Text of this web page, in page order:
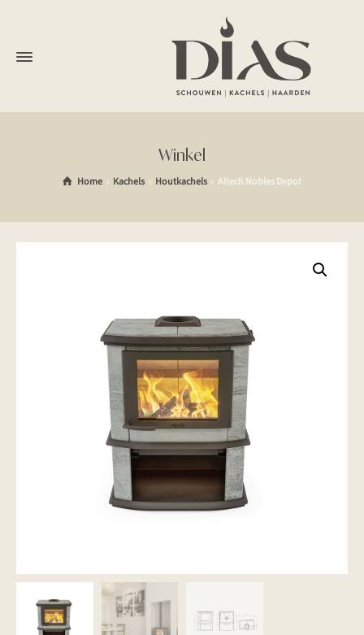
Winkel
Home Kachels Houtkachels Altech Nobles Depot